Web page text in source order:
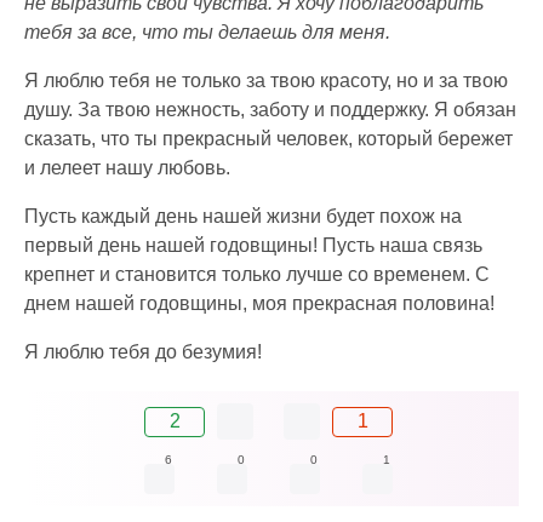
тебя за все, что ты делаешь для меня.
Я люблю тебя не только за твою красоту, но и за твою
душу. За твою нежность, заботу и поддержку. Я обязан
сказать, что ты прекрасный человек, который бережет
и лелеет нашу любовь.
Пусть каждый день нашей жизни будет похож на
первый день нашей годовщины! Пусть наша связь
крепнет и становится только лучше со временем. С
днем нашей годовщины, моя прекрасная половина!
Я люблю тебя до безумия!
2 1
6 0 0 1